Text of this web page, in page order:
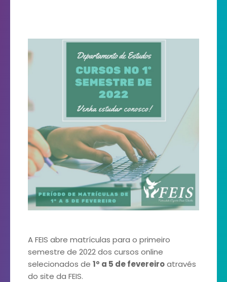
A FEIS abre matrículas para o primeiro
semestre de 2022 dos cursos online
selecionados de 1º a 5 de fevereiroatravés
do site da FEIS.